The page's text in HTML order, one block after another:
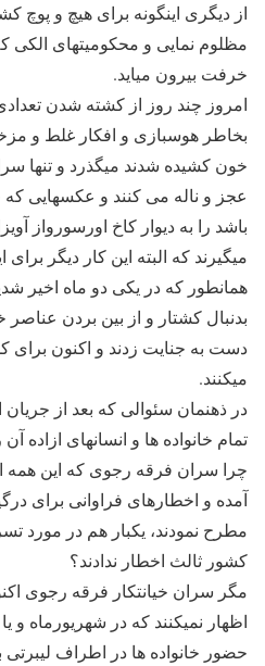
از دیگری اینگونه برای هیچ و پوچ
مظلوم نمایی و محکومیتهای الکی که
خرفت بیرون میاید.
امروز چند روز از کشته شدن
بخاطر هوسبازی و افکار غلط و
خون کشیده شدند میگذرد و تنها
عجز و ناله می کنند و عکسهایی
باشد را به دیوار کاخ اورسورواز
میگیرند که البته این کار دیگر
همانطور که در یکی دو ماه اخیر
بدنبال کشتار و از بین بردن عناصر
دست به جنایت زدند و اکنون برای
میکنند.
در ذهنمان سئوالی که بعد از
تمام خانواده ها و انسانهای ازاده
چرا سران فرقه رجوی که این همه
آمده و اخطارهای فراوانی برای
مطرح نمودند، یکبار هم در مورد
کشور ثالث اخطار ندادند؟
مگر سران خیانتکار فرقه رجوی
اظهار نمیکنند که در شهریورماه و
حضور خانواده ها در اطراف